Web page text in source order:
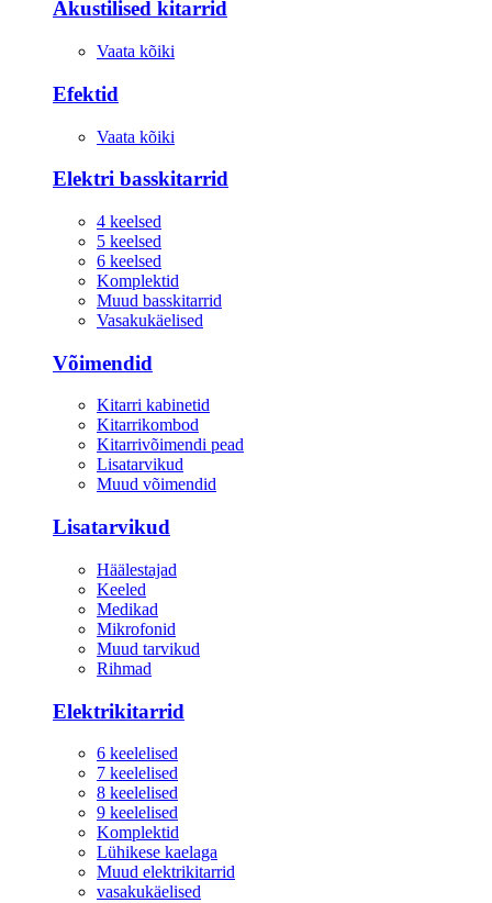
Akustilised kitarrid
Vaata kõiki
Efektid
Vaata kõiki
Elektri basskitarrid
4 keelsed
5 keelsed
6 keelsed
Komplektid
Muud basskitarrid
Vasakukäelised
Võimendid
Kitarri kabinetid
Kitarrikombod
Kitarrivõimendi pead
Lisatarvikud
Muud võimendid
Lisatarvikud
Häälestajad
Keeled
Medikad
Mikrofonid
Muud tarvikud
Rihmad
Elektrikitarrid
6 keelelised
7 keelelised
8 keelelised
9 keelelised
Komplektid
Lühikese kaelaga
Muud elektrikitarrid
vasakukäelised